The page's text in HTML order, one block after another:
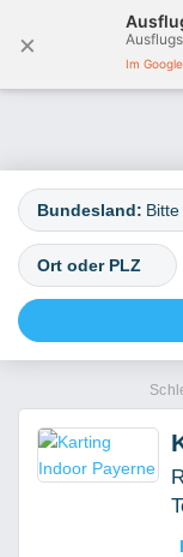
×
Im
Bundesland: